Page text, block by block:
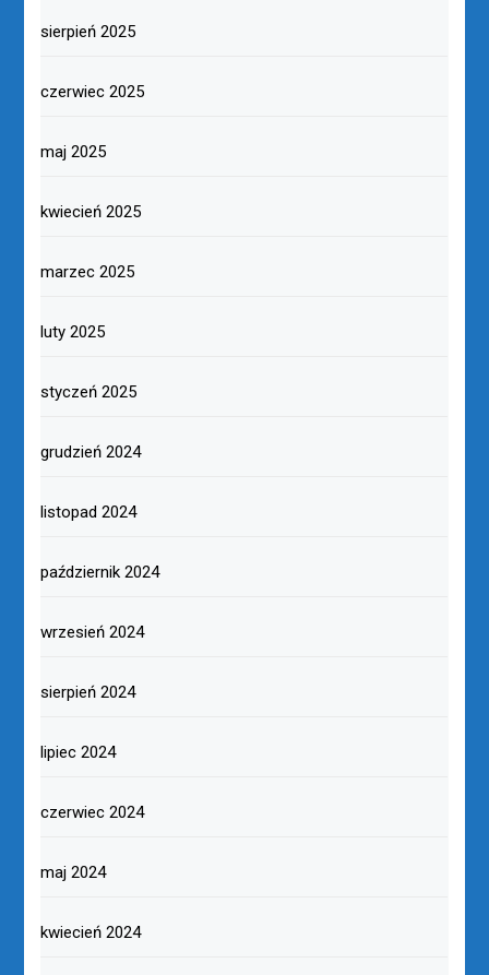
sierpień 2025
czerwiec 2025
maj 2025
kwiecień 2025
marzec 2025
luty 2025
styczeń 2025
grudzień 2024
listopad 2024
październik 2024
wrzesień 2024
sierpień 2024
lipiec 2024
czerwiec 2024
maj 2024
kwiecień 2024